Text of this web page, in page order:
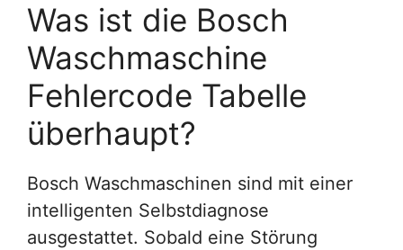
Was ist die Bosch
Waschmaschine
Fehlercode Tabelle
überhaupt?
Bosch Waschmaschinen sind mit einer
intelligenten Selbstdiagnose
ausgestattet. Sobald eine Störung